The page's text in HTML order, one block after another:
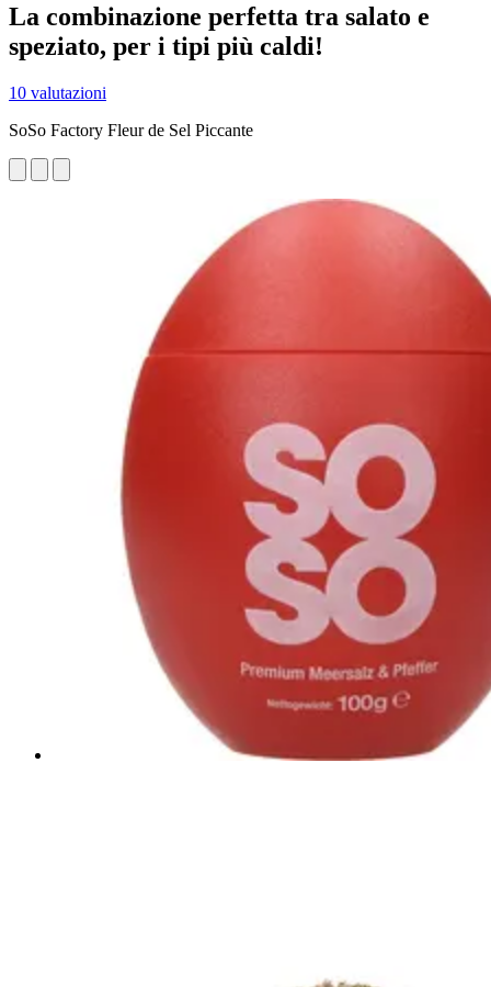
La combinazione perfetta tra salato e
speziato, per i tipi più caldi!
10 valutazioni
SoSo Factory Fleur de Sel Piccante